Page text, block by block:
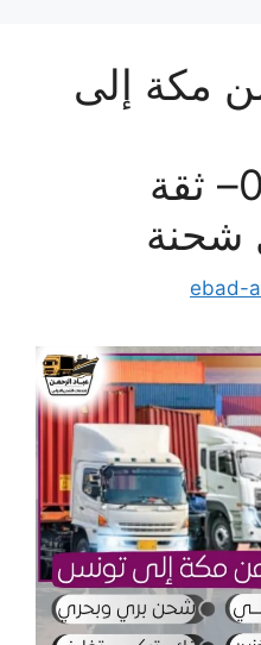
مكة إلى
0553885449– ثقة
شحنة
ebad-